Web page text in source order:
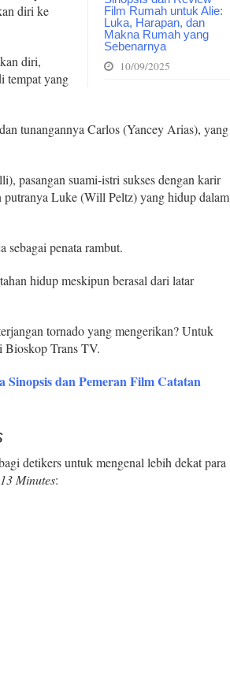
Film Rumah untuk Alie:
Luka, Harapan, dan
Makna Rumah yang
Sebenarnya
10/09/2025
diri ke
diri,
tempat yang
tunangannya Carlos (Yancey Arias), yang
pasangan suami-istri sukses dengan karir
Luke (Will Peltz) yang hidup dalam
sebagai penata rambut.
hidup meskipun berasal dari latar
tornado yang mengerikan? Untuk
Trans TV.
dan Pemeran Film Catatan
detikers untuk mengenal lebih dekat para
13 Minutes: